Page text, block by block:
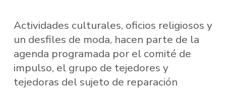
Actividades culturales, oficios religiosos y
un desfiles de moda, hacen parte de la
agenda programada por el comité de
impulso, el grupo de tejedores y
tejedoras del sujeto de reparación